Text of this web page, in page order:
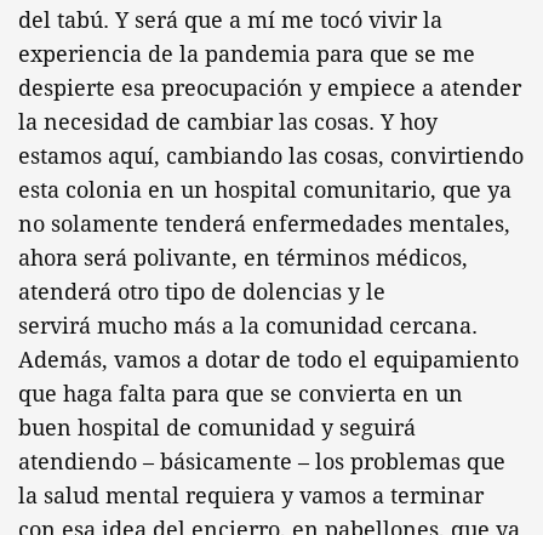
del tabú. Y será que a mí me tocó vivir la
experiencia de la pandemia para que se me
despierte esa preocupación y empiece a atender
la necesidad de cambiar las cosas. Y hoy
estamos aquí, cambiando las cosas, convirtiendo
esta colonia en un hospital comunitario, que ya
no solamente tenderá enfermedades mentales,
ahora será polivante, en términos médicos,
atenderá otro tipo de dolencias y le
servirá mucho más a la comunidad cercana.
Además, vamos a dotar de todo el equipamiento
que haga falta para que se convierta en un
buen hospital de comunidad y seguirá
atendiendo – básicamente – los problemas que
la salud mental requiera y vamos a terminar
con esa idea del encierro, en pabellones, que ya